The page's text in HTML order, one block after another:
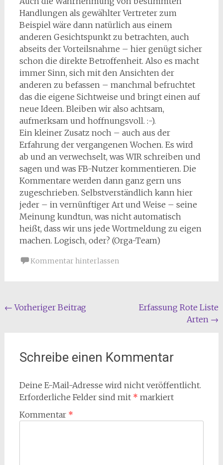
Handlungen als gewählter Vertreter zum
Beispiel wäre dann natürlich aus einem
anderen Gesichtspunkt zu betrachten, auch
abseits der Vorteilsnahme – hier genügt sicher
schon die direkte Betroffenheit. Also es macht
immer Sinn, sich mit den Ansichten der
anderen zu befassen – manchmal befruchtet
das die eigene Sichtweise und bringt einen auf
neue Ideen. Bleiben wir also achtsam,
aufmerksam und hoffnungsvoll. :-).
Ein kleiner Zusatz noch – auch aus der
Erfahrung der vergangenen Wochen. Es wird
ab und an verwechselt, was WIR schreiben und
sagen und was FB-Nutzer kommentieren. Die
Kommentare werden dann ganz gern uns
zugeschrieben. Selbstverständlich kann hier
jeder – in vernünftiger Art und Weise – seine
Meinung kundtun, was nicht automatisch
heißt, dass wir uns jede Wortmeldung zu eigen
machen. Logisch, oder? (Orga-Team)
Kommentar hinterlassen
Beitragsnavigation
← Vorheriger Beitrag
Erfassung Rote Liste
Arten →
Schreibe einen Kommentar
Deine E-Mail-Adresse wird nicht veröffentlicht.
Erforderliche Felder sind mit * markiert
Kommentar *